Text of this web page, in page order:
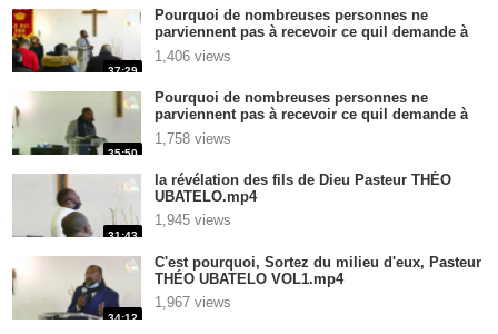
37:29
Pourquoi de nombreuses personnes ne
parviennent pas à recevoir ce quil demande à
leur Dieu VOL1.mp4
1,406 views
35:50
Pourquoi de nombreuses personnes ne
parviennent pas à recevoir ce quil demande à
leur Dieu.mp4
1,758 views
31:43
la révélation des fils de Dieu Pasteur THÉO
UBATELO.mp4
1,945 views
34:12
C'est pourquoi, Sortez du milieu d'eux, Pasteur
THÉO UBATELO VOL1.mp4
1,967 views